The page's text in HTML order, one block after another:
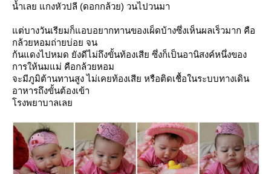
น้ำเลย แกงหัวปลี (ดอกกล้วย) วนไปวนมา
ต่บางวันเรียมก็แอบอยากทานของเผ็ดบ้างซึ่งเห็นผลเร็วมาก คือ
กล้วยหอมถ่ายบ่อย จน
ก้นแดงไปหมด ยังดีไม่ถึงขั้นท้องเสีย ซึ่งก็เป็นอานิสงค์หนึ่งของ
การให้นมแม่ คือกล้วยหอม
จะมีภูมิต้านทานสูง ไม่เคยท้องเสีย หรือติดเชื้อในระบบทางเดิน
อาหารถึงขั้นต้องเข้า
รงพยาบาลเล